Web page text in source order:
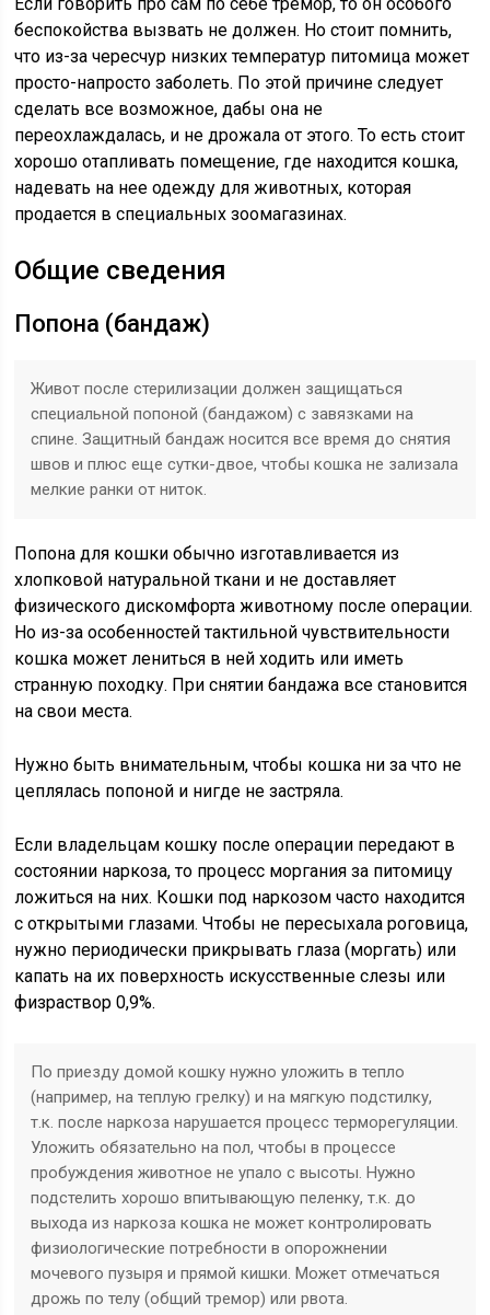
Если говорить про сам по себе тремор, то он особого
беспокойства вызвать не должен. Но стоит помнить,
что из-за чересчур низких температур питомица может
просто-напросто заболеть. По этой причине следует
сделать все возможное, дабы она не
переохлаждалась, и не дрожала от этого. То есть стоит
хорошо отапливать помещение, где находится кошка,
надевать на нее одежду для животных, которая
продается в специальных зоомагазинах.
Общие сведения
Попона (бандаж)
Живот после стерилизации должен защищаться
специальной попоной (бандажом) с завязками на
спине. Защитный бандаж носится все время до снятия
швов и плюс еще сутки-двое, чтобы кошка не зализала
мелкие ранки от ниток.
Попона для кошки обычно изготавливается из
хлопковой натуральной ткани и не доставляет
физического дискомфорта животному после операции.
Но из-за особенностей тактильной чувствительности
кошка может лениться в ней ходить или иметь
странную походку. При снятии бандажа все становится
на свои места.
Нужно быть внимательным, чтобы кошка ни за что не
цеплялась попоной и нигде не застряла.
Если владельцам кошку после операции передают в
состоянии наркоза, то процесс моргания за питомицу
ложиться на них. Кошки под наркозом часто находится
с открытыми глазами. Чтобы не пересыхала роговица,
нужно периодически прикрывать глаза (моргать) или
капать на их поверхность искусственные слезы или
физраствор 0,9%.
По приезду домой кошку нужно уложить в тепло
(например, на теплую грелку) и на мягкую подстилку,
т.к. после наркоза нарушается процесс терморегуляции.
Уложить обязательно на пол, чтобы в процессе
пробуждения животное не упало с высоты. Нужно
подстелить хорошо впитывающую пеленку, т.к. до
выхода из наркоза кошка не может контролировать
физиологические потребности в опорожнении
мочевого пузыря и прямой кишки. Может отмечаться
дрожь по телу (общий тремор) или рвота.